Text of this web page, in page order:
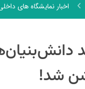
اخبار نمایشگاه های